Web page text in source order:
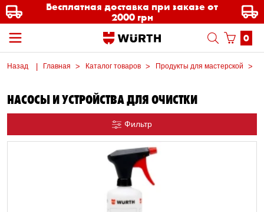
Бесплатная доставка при заказе от
2000 грн
0
Назад Главная Каталог товаров Продукты для мастерской
НАСОСЫ И УСТРОЙСТВА ДЛЯ ОЧИСТКИ
Фильтр